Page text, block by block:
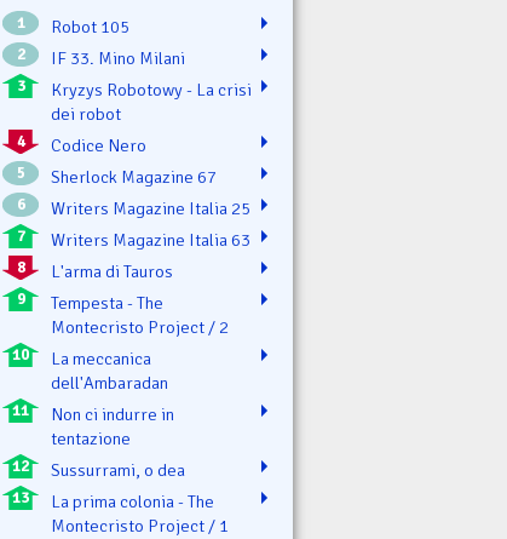
1 Robot 105
2 IF 33. Mino Milani
3
Kryzys Robotowy - La crisi
dei robot
4 Codice Nero
5 Sherlock Magazine 67
6 Writers Magazine Italia 25
7 Writers Magazine Italia 63
8 L'arma di Tauros
9
Tempesta - The
Montecristo Project / 2
10
La meccanica
dell'Ambaradan
11
Non ci indurre in
tentazione
12 Sussurrami, o dea
13
La prima colonia - The
Montecristo Project / 1